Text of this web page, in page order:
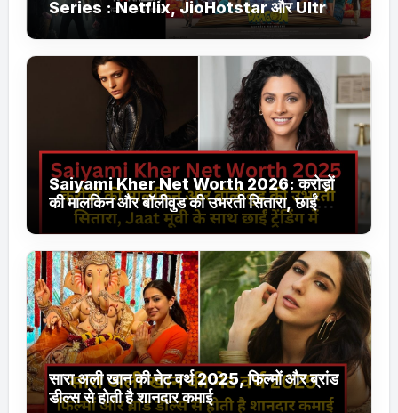
Series : Netflix, JioHotstar और Ultra
Jhakaas पर नई वेब सीरीज और फिल्में
Saiyami Kher Net Worth 2026: करोड़ों
की मालकिन और बॉलीवुड की उभरती सितारा, छाईं
ट्रेंडिंग में
सारा अली खान की नेट वर्थ 2025, फिल्मों और ब्रांड
डील्स से होती है शानदार कमाई